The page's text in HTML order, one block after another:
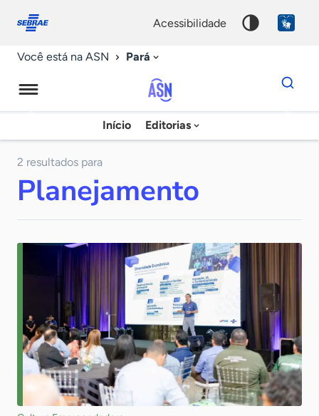
conosco
acessibilidade
Você está na ASN Pará
Agência
Sebrae
Notícias
Início Editorias
Dados
para
chave
2 resultados para
Planejamento